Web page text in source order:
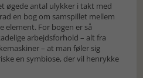
øgede antal ulykker i takt med
en bog om samspillet mellem
For bogen er så
arbejdsforhold – alt fra
– at man føler sig
en symbiose, der vil henrykke